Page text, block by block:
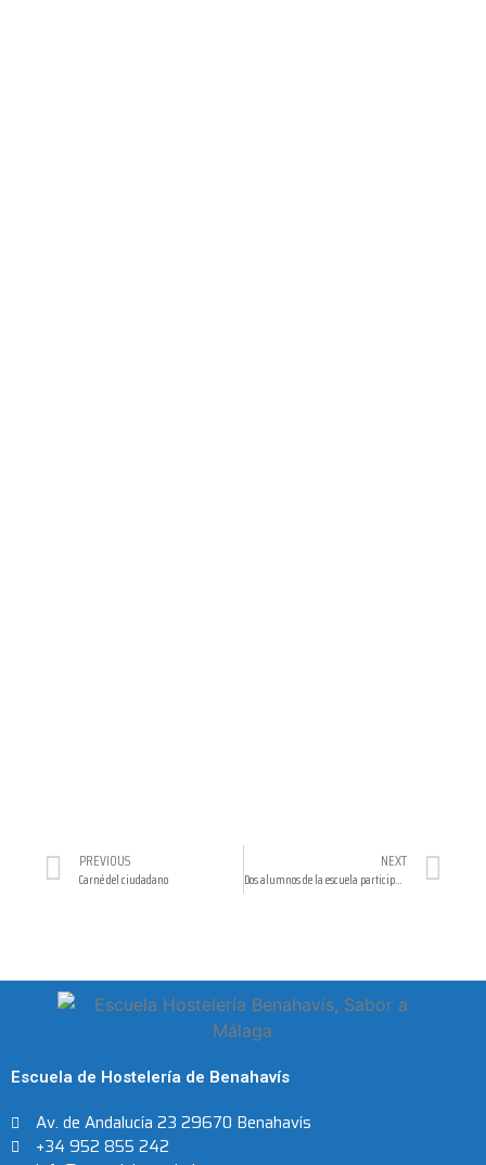
PREVIOUS
Carné del ciudadano
NEXT
Dos alumnos de la escuela participan en el II Concurso deI Cocina Dulce
Escuela de Hostelería de Benahavís
Av. de Andalucía 23 29670 Benahavís
+34 952 855 242